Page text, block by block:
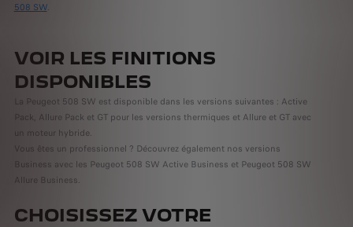
508 SW.
VOIR LES FINITIONS
DISPONIBLES
La Peugeot 508 SW est disponible dans les versions suivantes : Active
Pack, Allure Pack et GT pour les versions thermiques et Allure et GT avec
un moteur hybride.
Vous êtes un professionnel ? Découvrez également nos versions
Business avec les Peugeot 508 SW Active Business et Peugeot 508 SW
Allure Business.
CHOISISSEZ VOTRE